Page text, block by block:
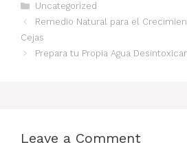
Categories
Uncategorized
Remedio Natural para el
Cejas
Prepara tu Propia Agua
Leave a Comment